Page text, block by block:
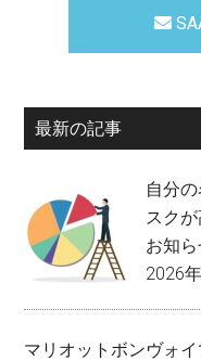
最新の記事
自分
スク
お知
2026
マリオットボンヴォ